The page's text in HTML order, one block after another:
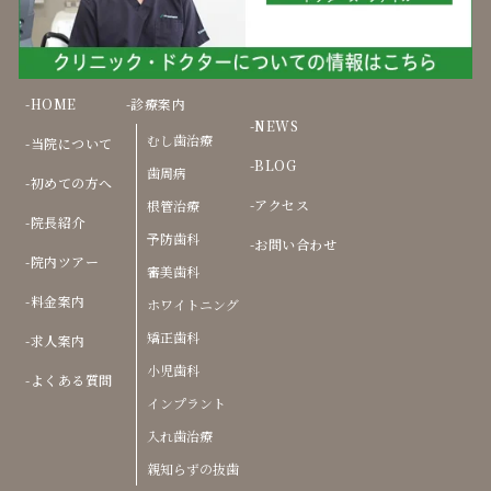
HOME
当院について
初めての方へ
院長紹介
院内ツアー
料金案内
求人案内
よくある質問
診療案内
むし歯治療
歯周病
根管治療
予防歯科
審美歯科
ホワイトニング
矯正歯科
小児歯科
インプラント
入れ歯治療
親知らずの抜歯
NEWS
BLOG
アクセス
お問い合わせ